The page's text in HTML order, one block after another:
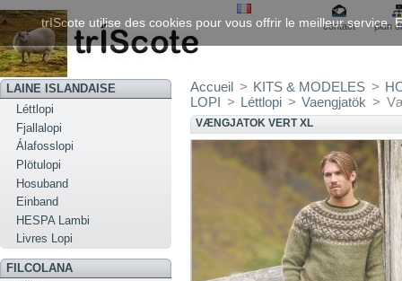
contact plan
LAINE ISLANDAISE
Léttlopi
Fjallalopi
Álafosslopi
Plötulopi
Hosuband
Einband
HESPA Lambi
Livres Lopi
FILCOLANA
Accueil > KITS & MODELES >
LOPI > Léttlopi > Vaengjatök >
VÆNGJATOK VERT XL
trIScote utilise des cookies pour vous offrir le meilleur